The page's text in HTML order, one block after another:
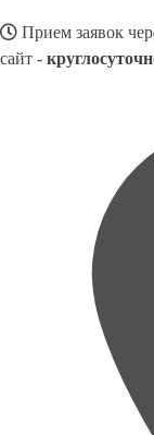
Прием заявок
сайт -